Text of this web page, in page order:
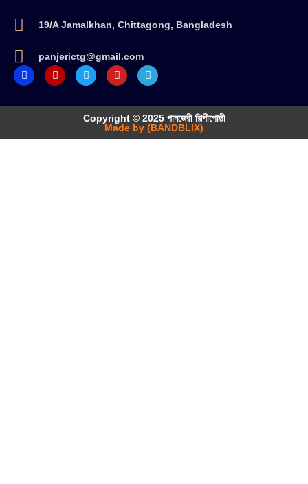
19/A Jamalkhan, Chittagong, Bangladesh
panjerictg@gmail.com
Copyright © 2025 পানজেরী শিল্পীগোষ্ঠী
Made by (BANDBLIX)